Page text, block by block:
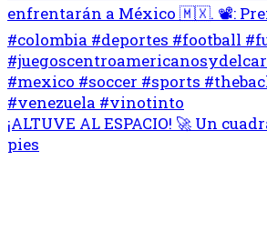
¡ALTUVE AL ESPACIO! 🚀 Un
pies